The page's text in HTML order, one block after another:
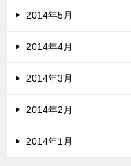
2014年5月
2014年4月
2014年3月
2014年2月
2014年1月